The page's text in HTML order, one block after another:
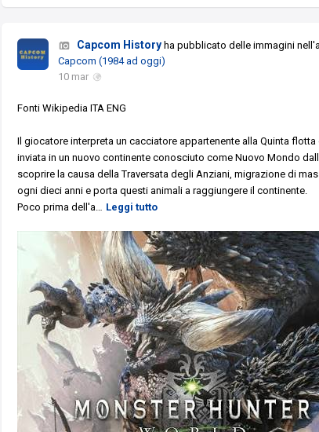
Capcom History ha pubblicato delle immagini
Capcom (1984 ad oggi)
10 mar
Fonti Wikipedia ITA ENG
Il giocatore interpreta un cacciatore appartenente alla Quinta
inviata in un nuovo continente conosciuto come Nuovo Mondo
scoprire la causa della Traversata degli Anziani, migrazione di
ogni dieci anni e porta questi animali a raggiungere il continente.
Poco prima dell'a… Leggi tutto